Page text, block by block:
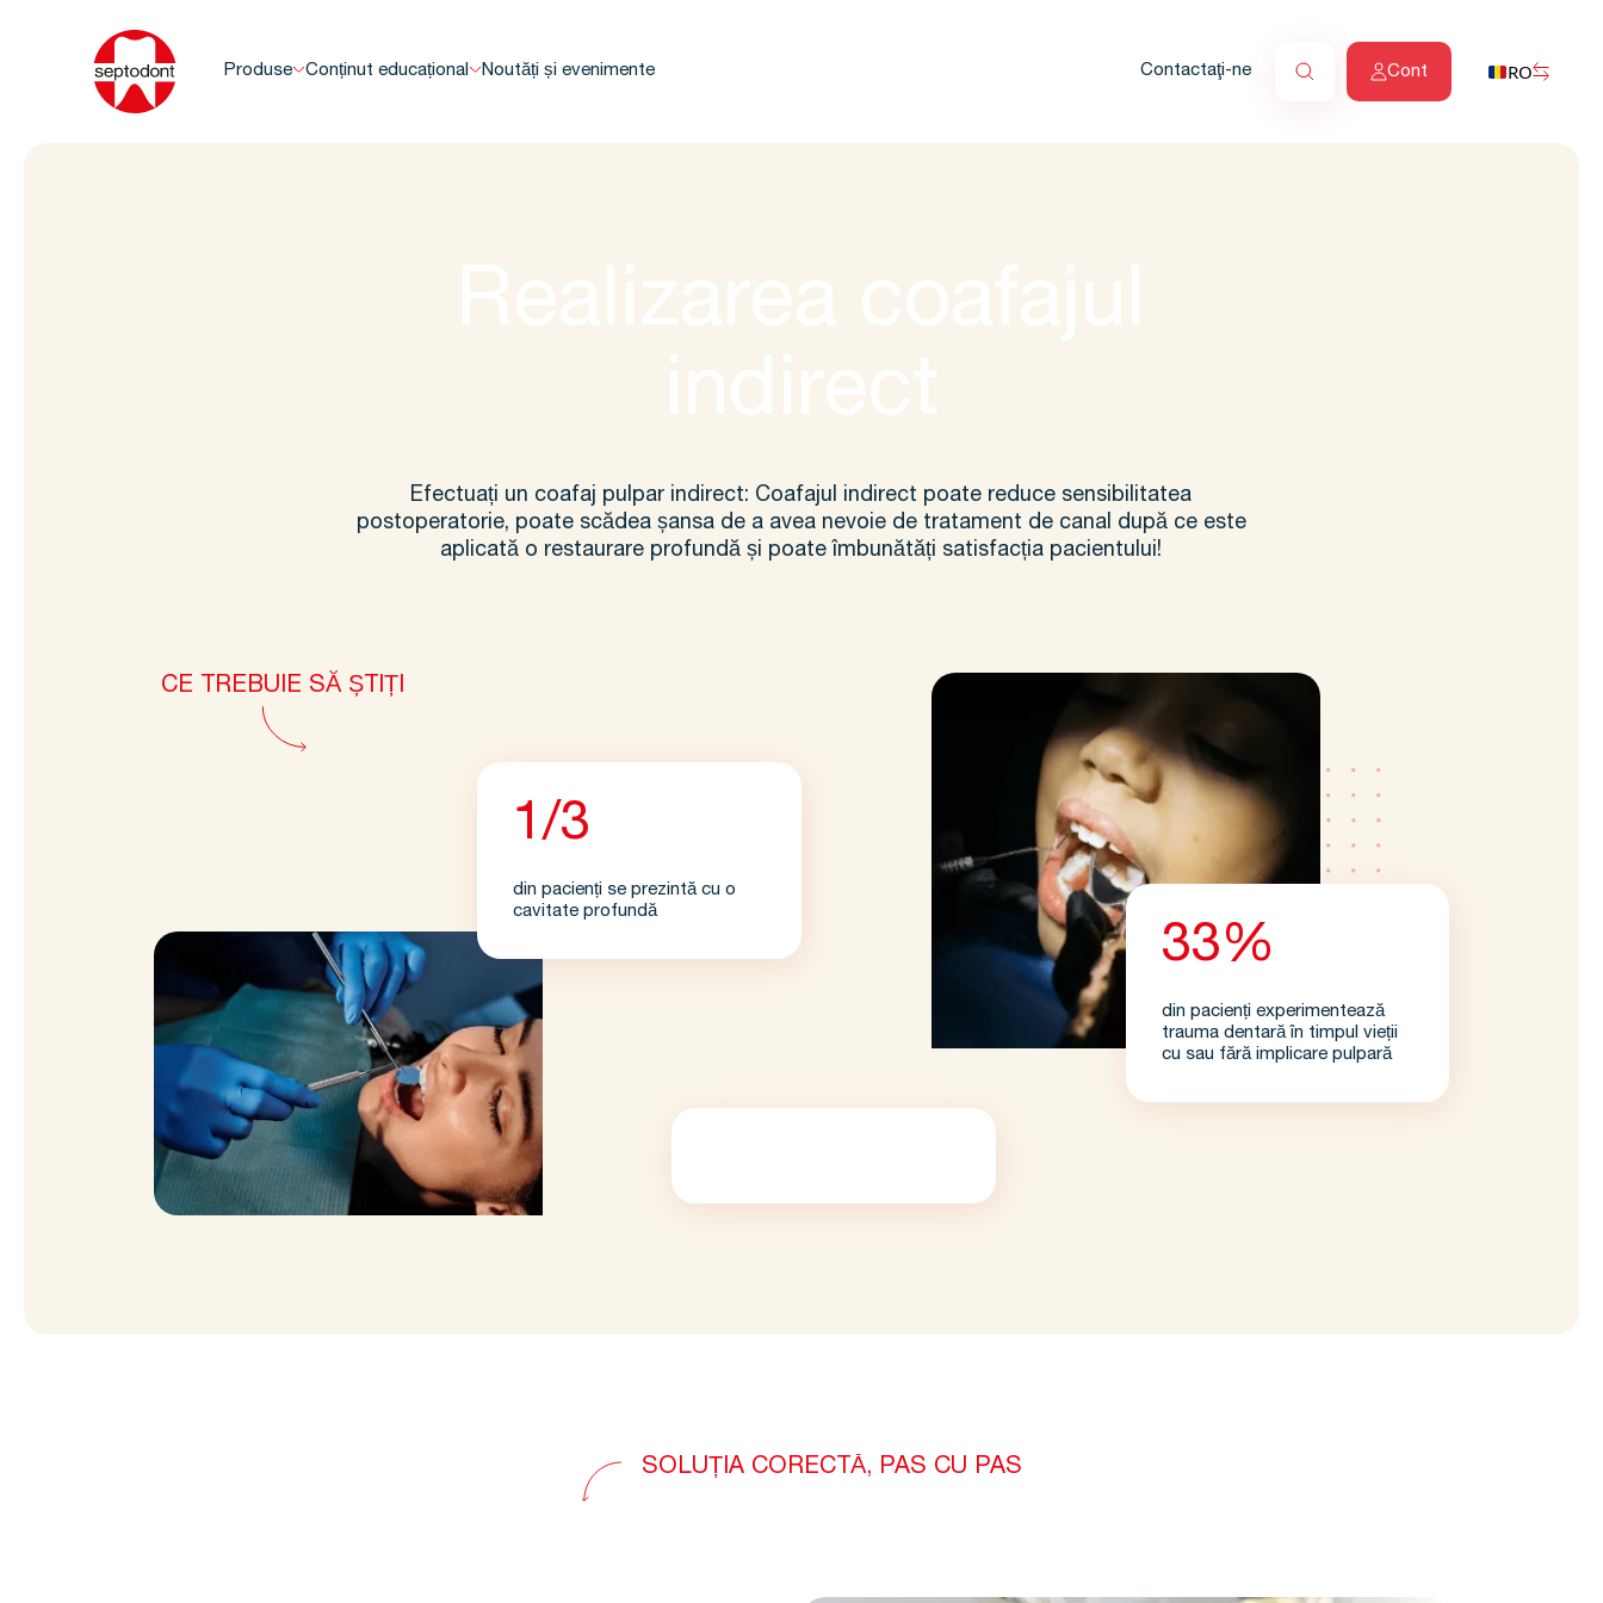
Produse Conținut educațional Noutăți și evenimente Contactaţi-ne Cont RO
Efectuați un coafaj pulpar indirect: Coafajul indirect poate reduce sensibilitatea
postoperatorie, poate scădea șansa de a avea nevoie de tratament de canal după ce este
aplicată o restaurare profundă și poate îmbunătăți satisfacția pacientului!
CE TREBUIE SĂ ȘTIȚI
1/3
din pacienți se prezintă cu o
cavitate profundă
33%
din pacienți experimentează
trauma dentară în timpul vieții
cu sau fără implicare pulpară
SOLUȚIA CORECTĂ, PAS CU PAS